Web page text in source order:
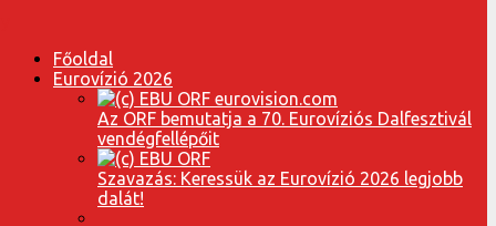
Főoldal
Eurovízió 2026
Az ORF bemutatja a 70. Eurovíziós Dalfesztivál
vendégfellépőit
Szavazás: Keressük az Eurovízió 2026 legjobb
dalát!